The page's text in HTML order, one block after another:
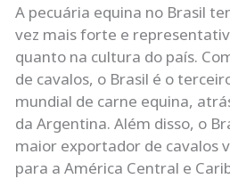
A pecuária equina no Brasil
vez mais forte e
quanto na cultura do país.
de cavalos, o Brasil é o
mundial de carne equina,
da Argentina. Além disso, o
maior exportador de cavalos
para a América Central e